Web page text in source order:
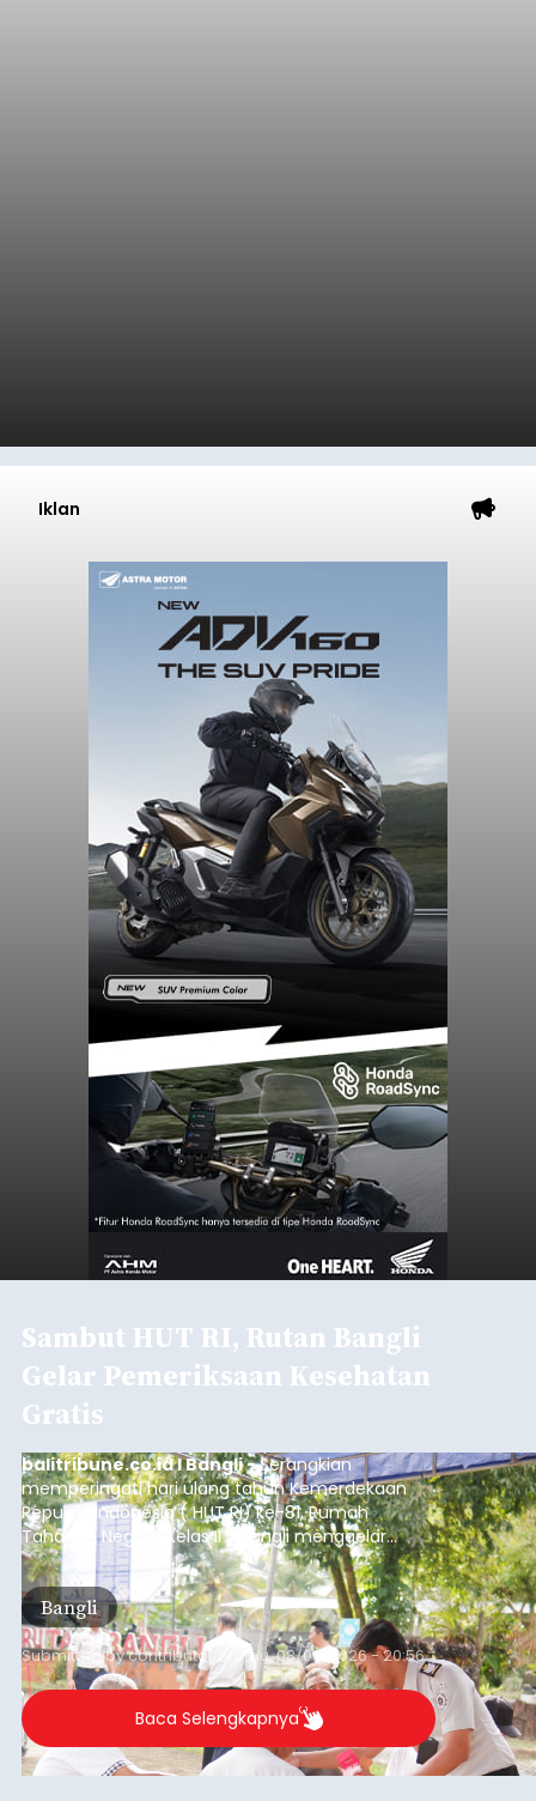
Iklan
Sambut HUT RI, Rutan Bangli
Gelar Pemeriksaan Kesehatan
Gratis
balitribune.co.id I Bangli -Serangkian
memperingati hari ulang tahun Kemerdekaan
Republik Indonesia ( HUT RI) ke-81, Rumah
Tahanan Negara Kelas II B Bangli menggelar
kegiatan pemeriksaan kesehatan gratis, Rabu
(6/8/2026).
Bangli
Submitted bycontributor Thu, 08/06/2026 - 20:56
Baca Selengkapnya